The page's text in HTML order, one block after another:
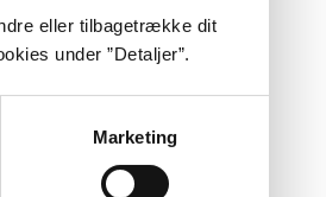
eller tilbagetrække dit
under ”Detaljer”.
Marketing